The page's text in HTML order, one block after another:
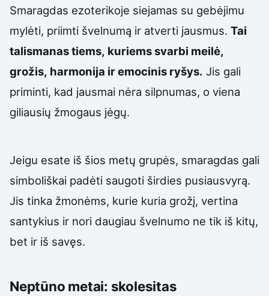
Smaragdas ezoterikoje siejamas su gebėjimu
mylėti, priimti švelnumą ir atverti jausmus. Tai
talismanas tiems, kuriems svarbi meilė,
grožis, harmonija ir emocinis ryšys. Jis gali
priminti, kad jausmai nėra silpnumas, o viena
giliausių žmogaus jėgų.
Jeigu esate iš šios metų grupės, smaragdas gali
simboliškai padėti saugoti širdies pusiausvyrą.
Jis tinka žmonėms, kurie kuria grožį, vertina
santykius ir nori daugiau švelnumo ne tik iš kitų,
bet ir iš savęs.
Neptūno metai: skolesitas